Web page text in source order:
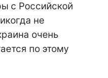
с Российской
не
очень
по этому